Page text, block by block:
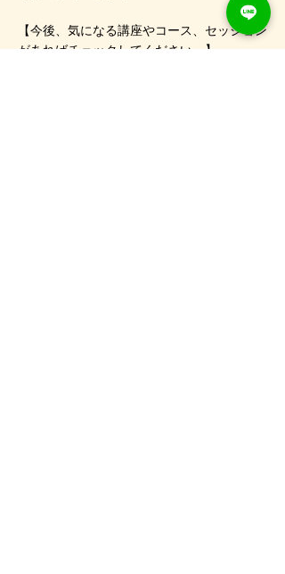
【今後、気になる講座やコース、セッション
があればチェックしてください。】